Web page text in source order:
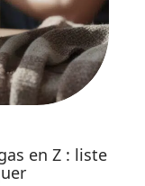
en Z : liste